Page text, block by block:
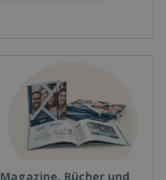
Magazine, Bücher und